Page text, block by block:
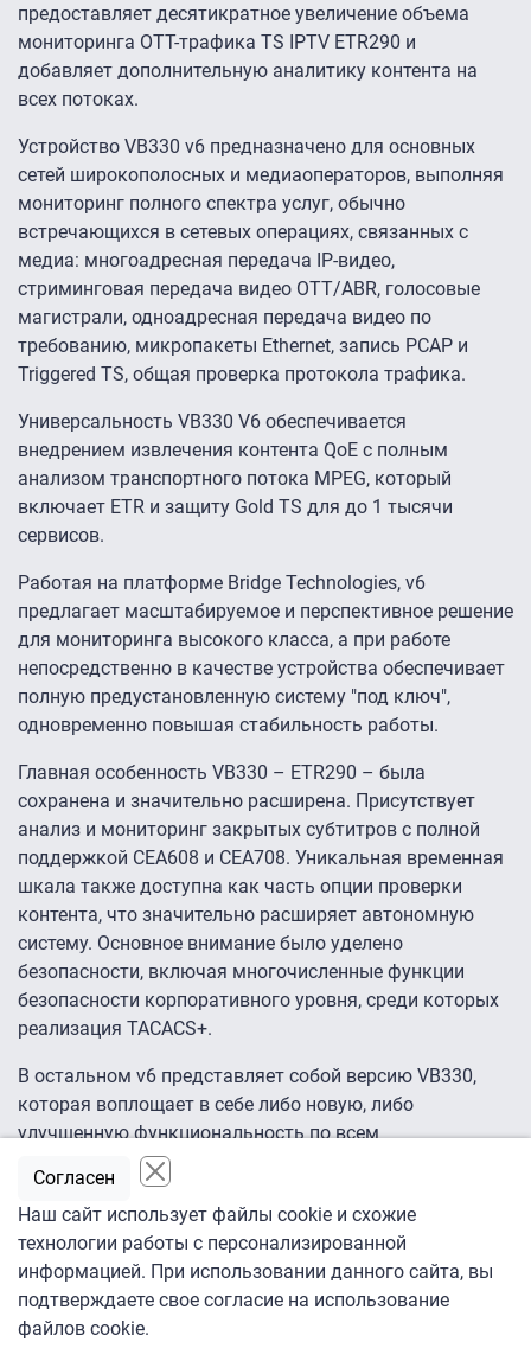
предоставляет десятикратное увеличение объема
мониторинга OTT-трафика TS IPTV ETR290 и
добавляет дополнительную аналитику контента на
всех потоках.
Устройство VB330 v6 предназначено для основных
сетей широкополосных и медиаоператоров, выполняя
мониторинг полного спектра услуг, обычно
встречающихся в сетевых операциях, связанных с
медиа: многоадресная передача IP-видео,
стриминговая передача видео OTT/ABR, голосовые
магистрали, одноадресная передача видео по
требованию, микропакеты Ethernet, запись PCAP и
Triggered TS, общая проверка протокола трафика.
Универсальность VB330 V6 обеспечивается
внедрением извлечения контента QoE с полным
анализом транспортного потока MPEG, который
включает ETR и защиту Gold TS для до 1 тысячи
сервисов.
Работая на платформе Bridge Technologies, v6
предлагает масштабируемое и перспективное решение
для мониторинга высокого класса, а при работе
непосредственно в качестве устройства обеспечивает
полную предустановленную систему "под ключ",
одновременно повышая стабильность работы.
Главная особенность VB330 – ETR290 – была
сохранена и значительно расширена. Присутствует
анализ и мониторинг закрытых субтитров с полной
поддержкой CEA608 и CEA708. Уникальная временная
шкала также доступна как часть опции проверки
контента, что значительно расширяет автономную
систему. Основное внимание было уделено
безопасности, включая многочисленные функции
безопасности корпоративного уровня, среди которых
реализация TACACS+.
В остальном v6 представляет собой версию VB330,
которая воплощает в себе либо новую, либо
улучшенную функциональность по всем
направлениям. С точки зрения улучшенной функции, с
двойной сетевой картой 10/25/40/50/100 Гбит/с для
подключения к видеосети, v6 поддерживает
пропускную способность 20 гигабит, которая может
быть повышена в полевых условиях до 50 гигабит.
С точки зрения новых функций, v6 вводит элементы
Наш сайт использует файлы cookie и схожие
технологии работы с персонализированной
информацией. При использовании данного сайта, вы
подтверждаете свое согласие на использование
файлов cookie.
Согласен